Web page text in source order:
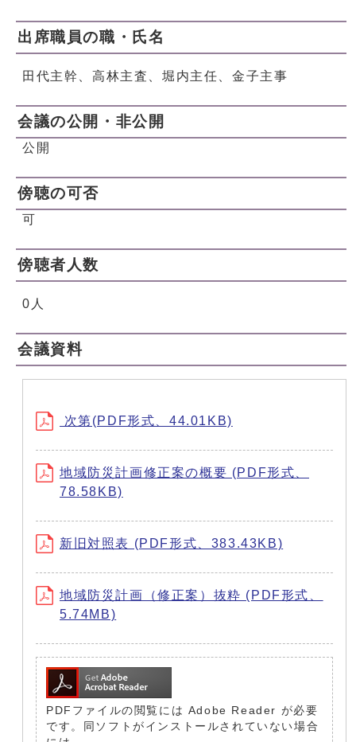
出席職員の職・氏名
田代主幹、高林主査、堀内主任、金子主事
会議の公開・非公開
公開
傍聴の可否
可
傍聴者人数
0人
会議資料
次第(PDF形式、44.01KB)
地域防災計画修正案の概要 (PDF形式、
78.58KB)
新旧対照表 (PDF形式、383.43KB)
地域防災計画（修正案）抜粋 (PDF形式、
5.74MB)
PDFファイルの閲覧には Adobe Reader が必要
です。同ソフトがインストールされていない場合